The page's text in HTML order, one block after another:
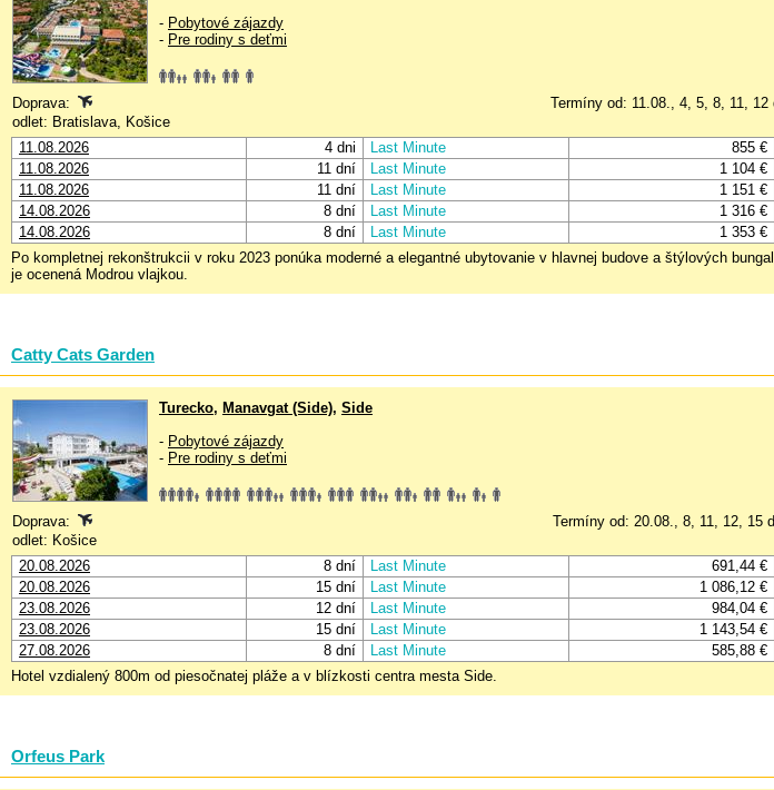
- Pobytové zájazdy
- Pre rodiny s deťmi
Doprava:
Termíny od: 11.08., 4, 5, 8, 11, 12
odlet: Bratislava, Košice
11.08.2026
4 dni Last Minute 855 €
11.08.2026
11 dní Last Minute 1 104 €
11.08.2026
11 dní Last Minute 1 151 €
14.08.2026
8 dní Last Minute 1 316 €
14.08.2026
8 dní Last Minute 1 353 €
Po kompletnej rekonštrukcii v roku 2023 ponúka moderné a elegantné ubytovanie v hlavnej budove a štýlových
je ocenená Modrou vlajkou.
Catty Cats Garden
Turecko, Manavgat (Side), Side
- Pobytové zájazdy
- Pre rodiny s deťmi
Doprava:
Termíny od: 20.08., 8, 11, 12, 15
odlet: Košice
20.08.2026
8 dní Last Minute 691,44 €
20.08.2026
15 dní Last Minute 1 086,12 €
23.08.2026
12 dní Last Minute 984,04 €
23.08.2026
15 dní Last Minute 1 143,54 €
27.08.2026
8 dní Last Minute 585,88 €
Hotel vzdialený 800m od piesočnatej pláže a v blízkosti centra mesta Side.
Orfeus Park